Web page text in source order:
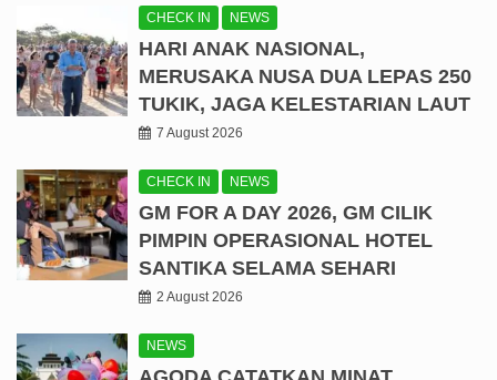
CHECK IN NEWS
HARI ANAK NASIONAL,
MERUSAKA NUSA DUA LEPAS 250
TUKIK, JAGA KELESTARIAN LAUT
7 August 2026
CHECK IN NEWS
GM FOR A DAY 2026, GM CILIK
PIMPIN OPERASIONAL HOTEL
SANTIKA SELAMA SEHARI
2 August 2026
NEWS